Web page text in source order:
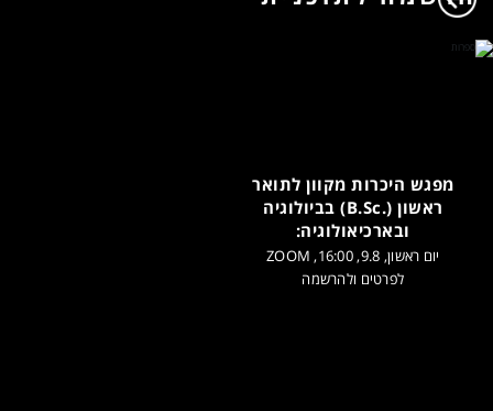
מפגש היכרות מקוון לתואר
ראשון (.B.Sc) בביולוגיה
ובארכיאולוגיה:
יום ראשון, 9.8, 16:00, ZOOM
לפרטים ולהרשמה